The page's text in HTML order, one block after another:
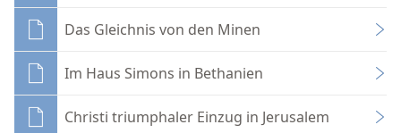
Das Gleichnis von den Minen
Im Haus Simons in Bethanien
Christi triumphaler Einzug in Jerusalem